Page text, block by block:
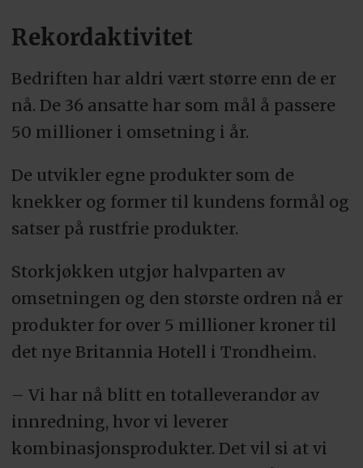
Rekordaktivitet
Bedriften har aldri vært større enn de er
nå. De 36 ansatte har som mål å passere
50 millioner i omsetning i år.
De utvikler egne produkter som de
knekker og former til kundens formål og
satser på rustfrie produkter.
Storkjøkken utgjør halvparten av
omsetningen og den største ordren nå er
produkter for over 5 millioner kroner til
det nye Britannia Hotell i Trondheim.
– Vi har nå blitt en totalleverandør av
innredning, hvor vi leverer
kombinasjonsprodukter. Det vil si at vi